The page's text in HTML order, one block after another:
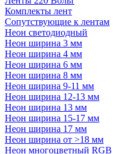
Комплекты лент
Сопутствующие к лентам
Неон светодиодный
Неон ширина 3 мм
Неон ширина 4 мм
Неон ширина 6 мм
Неон ширина 8 мм
Неон ширина 9-11 мм
Неон ширина 12-13 мм
Неон ширина 13 мм
Неон ширина 15-17 мм
Неон ширина 17 мм
Неон ширина от >18 мм
Неон многоцветный RGB